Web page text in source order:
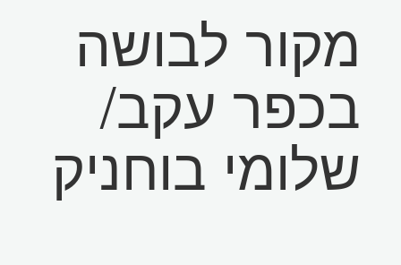
מקור לבושה
בכפר עקב/
שלומי בוחניק